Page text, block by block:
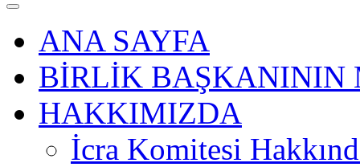
ANA SAYFA
BİRLİK BAŞKANININ
HAKKIMIZDA
İcra Komitesi